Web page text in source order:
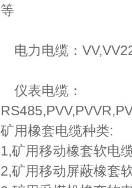
等
电力电缆：
仪表电缆：
矿用橡套电缆种类:
1,矿用移动橡套软电
2,矿用移动屏蔽橡套